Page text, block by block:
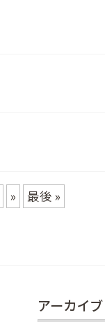
» 最後 »
アーカイブ